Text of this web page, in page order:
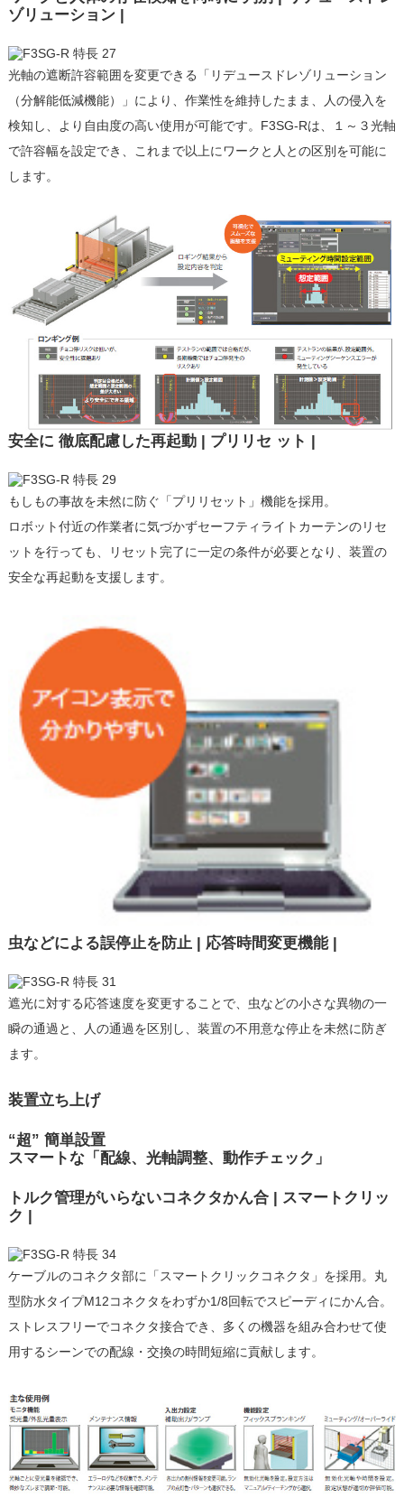
ゾリューション |
光軸の遮断許容範囲を変更できる「リデュースドレゾリューション
（分解能低減機能）」により、作業性を維持したまま、人の侵入を
検知し、より自由度の高い使用が可能です。F3SG-Rは、１～３光軸
で許容幅を設定でき、これまで以上にワークと人との区別を可能に
します。
安全に 徹底配慮した再起動 | プリリセ ット |
もしもの事故を未然に防ぐ「プリリセット」機能を採用。
ロボット付近の作業者に気づかずセーフティライトカーテンのリセ
ットを行っても、リセット完了に一定の条件が必要となり、装置の
安全な再起動を支援します。
虫などによる誤停止を防止 | 応答時間変更機能 |
遮光に対する応答速度を変更することで、虫などの小さな異物の一
瞬の通過と、人の通過を区別し、装置の不用意な停止を未然に防ぎ
ます。
装置立ち上げ
“超” 簡単設置
スマートな「配線、光軸調整、動作チェック」
トルク管理がいらないコネクタかん合 | スマートクリッ
ク |
ケーブルのコネクタ部に「スマートクリックコネクタ」を採用。丸
型防水タイプM12コネクタをわずか1/8回転でスピーディにかん合。
ストレスフリーでコネクタ接合でき、多くの機器を組み合わせて使
用するシーンでの配線・交換の時間短縮に貢献します。